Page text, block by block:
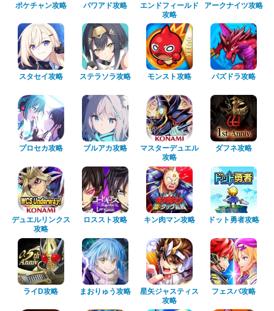
ポケチャン攻略 パワアド攻略
エンドフィールド
攻略
アークナイツ攻略
スタセイ攻略 ステラソラ攻略 モンスト攻略 パズドラ攻略
プロセカ攻略 ブルアカ攻略
マスターデュエル
攻略
ダフネ攻略
デュエルリンクス
攻略
ロススト攻略 キン肉マン攻略 ドット勇者攻略
ライD攻略 まおりゅう攻略
星矢ジャスティス
攻略
フェスバ攻略